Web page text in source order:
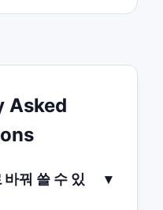
Asked
꿔 쓸 수 있